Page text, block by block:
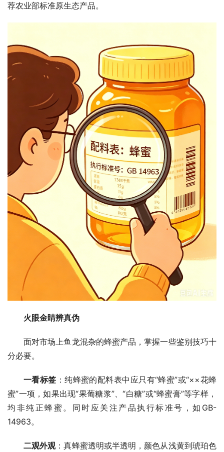
荐农业部标准原生态产品。
火眼金睛辨真伪
面对市场上鱼龙混杂的蜂蜜产品，掌握一些鉴别技巧十
分必要。
一看标签 ：纯蜂蜜的配料表中应只有“蜂蜜”或“××花蜂
蜜”一项，如果出现“果葡糖浆”、“白糖”或“蜂蜜膏”等字样，
均非纯正蜂蜜。同时应关注产品执行标准号，如GB-
14963。
二观外观：真蜂蜜透明或半透明，颜色从浅黄到琥珀色